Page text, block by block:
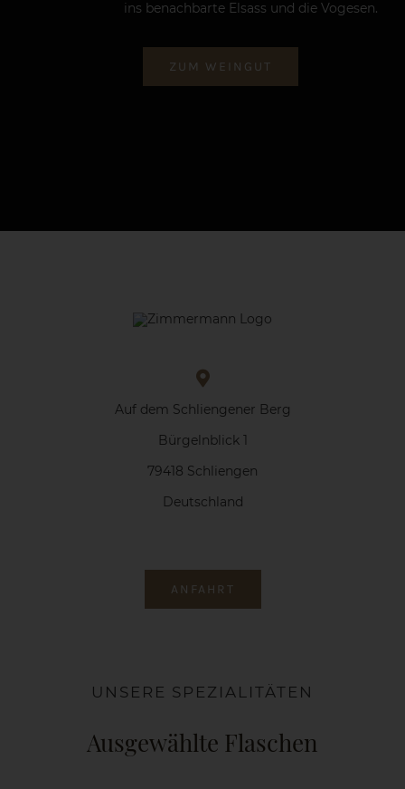
ins benachbarte Elsass und die Vogesen.
ZUM WEINGUT
Auf dem Schliengener Berg
Bürgelnblick 1
79418 Schliengen
Deutschland
ANFAHRT
UNSERE SPEZIALITÄTEN
Ausgewählte Flaschen